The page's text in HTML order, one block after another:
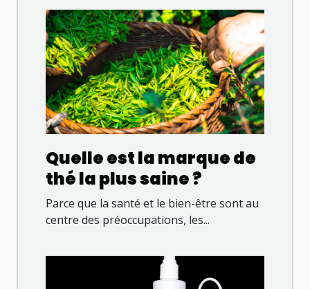
Quelle est la marque de
thé la plus saine ?
Parce que la santé et le bien-être sont au
centre des préoccupations, les...